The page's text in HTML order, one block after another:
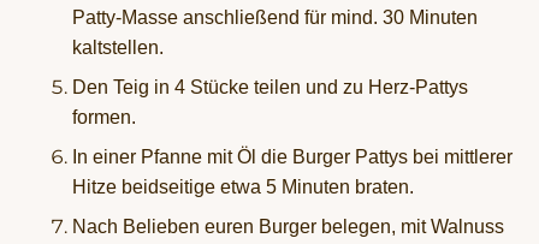
Patty-Masse anschließend für mind. 30 Minuten
kaltstellen.
Den Teig in 4 Stücke teilen und zu Herz-Pattys
formen.
In einer Pfanne mit Öl die Burger Pattys bei mittlerer
Hitze beidseitige etwa 5 Minuten braten.
Nach Belieben euren Burger belegen, mit Walnuss